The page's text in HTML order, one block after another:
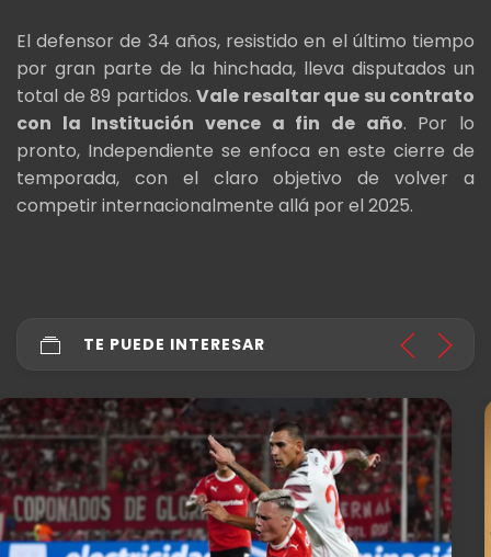
El defensor de 34 años, resistido en el último tiempo
por gran parte de la hinchada, lleva disputados un
total de 89 partidos. Vale resaltar que su contrato
con la Institución vence a fin de año. Por lo
pronto, Independiente se enfoca en este cierre de
temporada, con el claro objetivo de volver a
competir internacionalmente allá por el 2025.
TE PUEDE INTERESAR